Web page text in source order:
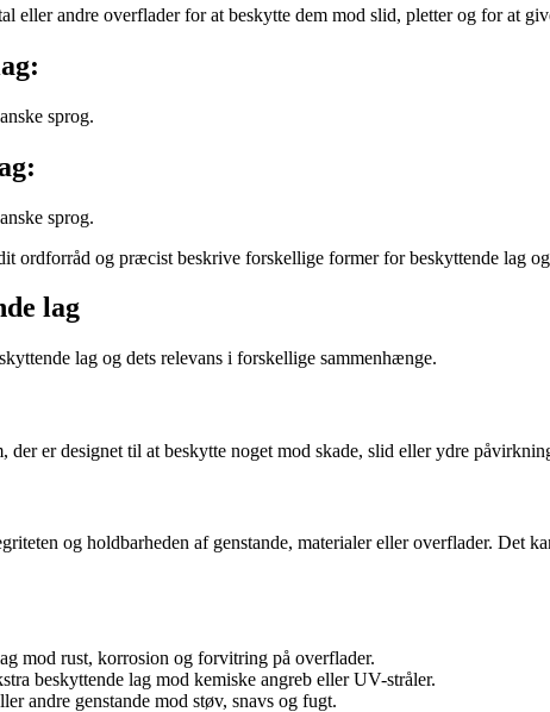
eller andre overflader for at beskytte dem mod slid, pletter og for at
sprog.
sprog.
ordforråd og præcist beskrive forskellige former for beskyttende lag
lag
lag og dets relevans i forskellige sammenhænge.
er designet til at beskytte noget mod skade, slid eller ydre
og holdbarheden af genstande, materialer eller overflader. Det
mod rust, korrosion og forvitring på overflader.
beskyttende lag mod kemiske angreb eller UV-stråler.
andre genstande mod støv, snavs og fugt.